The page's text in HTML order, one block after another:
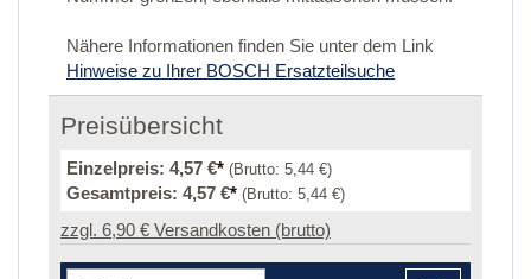
Nähere Informationen finden Sie unter dem Link
Hinweise zu Ihrer BOSCH Ersatzteilsuche
Preisübersicht
Einzelpreis: 4,57 €* (Brutto: 5,44 €)
Gesamtpreis: 4,57 €* (Brutto: 5,44 €)
zzgl. 6,90 € Versandkosten (brutto)